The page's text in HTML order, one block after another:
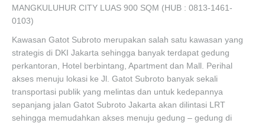
MANGKULUHUR CITY LUAS 900 SQM (HUB : 0813-1461-
0103)
Kawasan Gatot Subroto merupakan salah satu kawasan yang
strategis di DKI Jakarta sehingga banyak terdapat gedung
perkantoran, Hotel berbintang, Apartment dan Mall. Perihal
akses menuju lokasi ke Jl. Gatot Subroto banyak sekali
transportasi publik yang melintas dan untuk kedepannya
sepanjang jalan Gatot Subroto Jakarta akan dilintasi LRT
sehingga memudahkan akses menuju gedung – gedung di